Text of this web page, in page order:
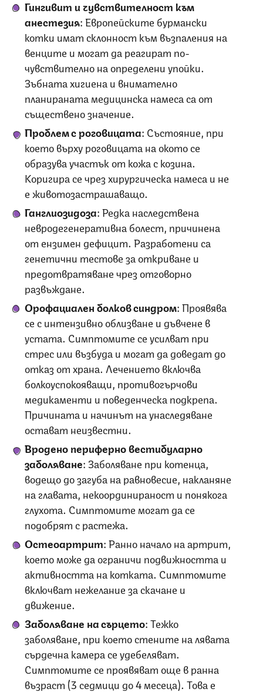
Гингивит и чувствителност към
анестезия: Европейските бурмански
котки имат склонност към възпаления на
венците и могат да реагират по-
чувствително на определени упойки.
Зъбната хигиена и внимателно
планираната медицинска намеса са от
съществено значение.
Проблем с роговицата: Състояние, при
което върху роговицата на окото се
образува участък от кожа с козина.
Коригира се чрез хирургическа намеса и не
е животозастрашаващо.
Ганглиозидоза: Редка наследствена
невродегенеративна болест, причинена
от ензимен дефицит. Разработени са
генетични тестове за откриване и
предотвратяване чрез отговорно
развъждане.
Орофациален болков синдром: Проявява
се с интензивно облизване и дъвчене в
устата. Симптомите се усилват при
стрес или възбуда и могат да доведат до
отказ от храна. Лечението включва
болкоуспокояващи, противогърчови
медикаменти и поведенческа подкрепа.
Причината и начинът на унаследяване
остават неизвестни.
Вродено периферно вестибуларно
заболяване: Заболяване при котенца,
водещо до загуба на равновесие, накланяне
на главата, некоординираност и понякога
глухота. Симптомите могат да се
подобрят с растежа.
Остеоартрит: Ранно начало на артрит,
което може да ограничи подвижността и
активността на котката. Симптомите
включват нежелание за скачане и
движение.
Заболяване на сърцето: Тежко
заболяване, при което стените на лявата
сърдечна камера се удебеляват.
Симптомите се проявяват още в ранна
възраст (3 седмици до 4 месеца). Това е